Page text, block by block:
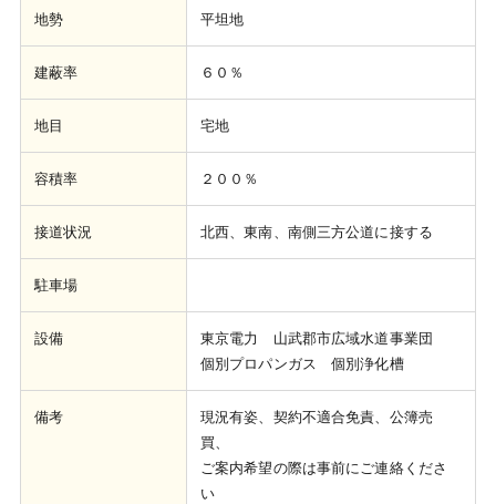
地勢 平坦地
建蔽率 ６０％
地目 宅地
容積率 ２００％
接道状況 北西、東南、南側三方公道に接する
駐車場
設備
東京電力 山武郡市広域水道事業団
個別プロパンガス 個別浄化槽
備考
現況有姿、契約不適合免責、公簿売
買、
ご案内希望の際は事前にご連絡くださ
い